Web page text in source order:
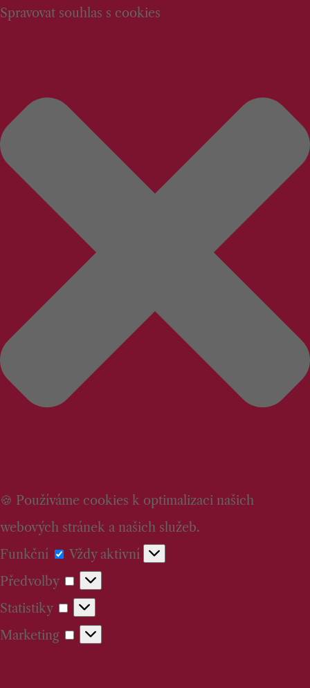
Spravovat souhlas s cookies
🍪 Používáme cookies k optimalizaci našich
webových stránek a našich služeb.
Funkční
Funkční
Vždy aktivní
Předvolby
Předvolby
Statistiky
Statistiky
Marketing
Marketing